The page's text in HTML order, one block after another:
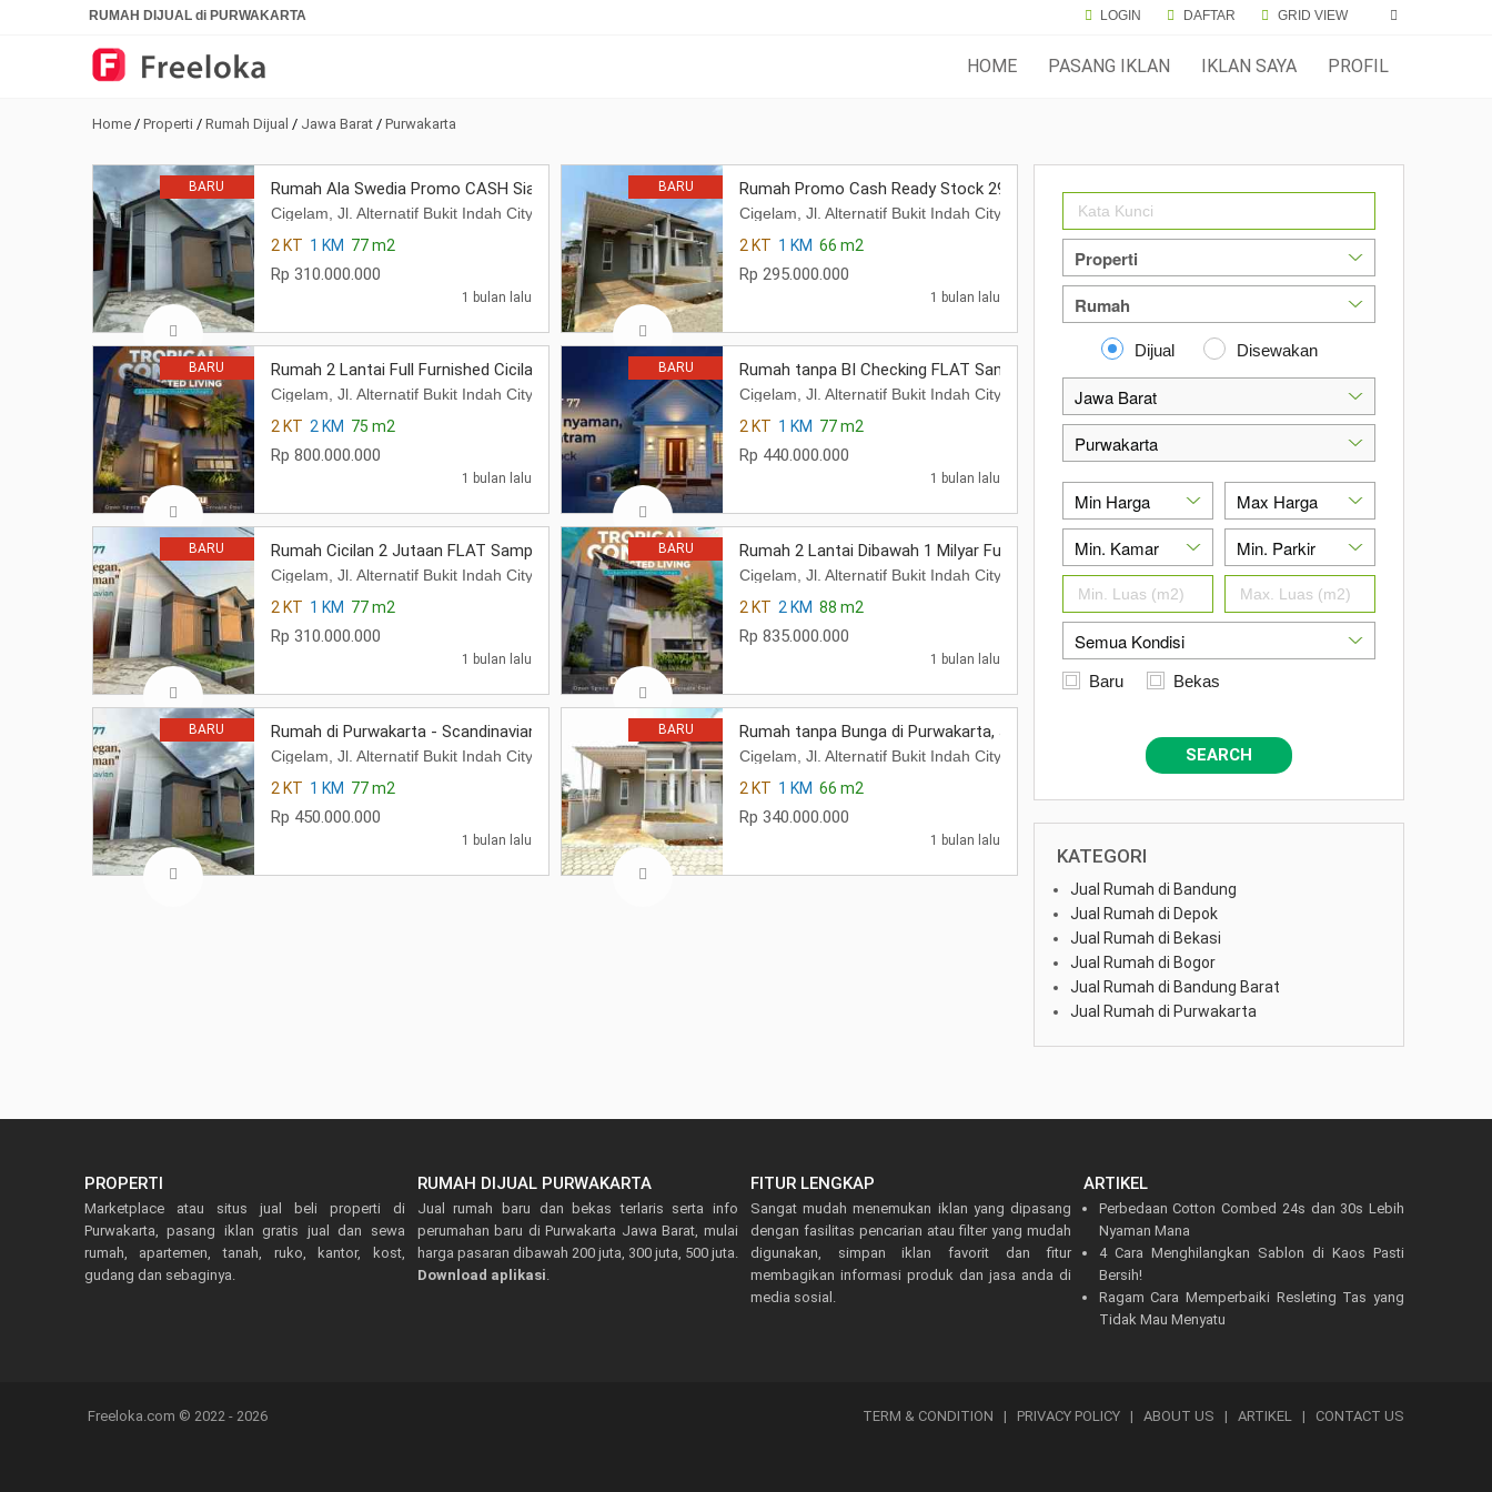
RUMAH DIJUAL di PURWAKARTA LOGIN DAFTAR GRID VIEW
HOME PASANG IKLAN IKLAN SAYA PROFIL
Home / Properti / Rumah Dijual / Jawa Barat / Purwakarta
BARU Rumah Ala Swedia Promo CASH Siap Huni di Purwakarta
Cigelam, Jl. Alternatif Bukit Indah City Bic , Desa Cigelam, Kecamatan Babakancikao, Kabupaten Purwakarta, Jawa Barat 41151
2 KT 1 KM 77 m2
Rp 310.000.000
1 bulan lalu
BARU Rumah Promo Cash Ready Stock 295 juta
Cigelam, Jl. Alternatif Bukit Indah City Bic , Desa Cigelam, Kecamatan Babakancikao, Kabupaten
2 KT 1 KM 66 m2
Rp 295.000.000
1 bulan lalu
BARU Rumah 2 Lantai Full Furnished Cicilan FLAT Sampe Lunas
Cigelam, Jl. Alternatif Bukit Indah City Bic , Desa Cigelam, Kecamatan Babakancikao, Kabupaten Purwakarta, Jawa Barat 41151
2 KT 2 KM 75 m2
Rp 800.000.000
1 bulan lalu
BARU Rumah tanpa BI Checking FLAT Sampe Lunas di Purwakarta
Cigelam, Jl. Alternatif Bukit Indah City Bic , Desa Cigelam, Kecamatan Babakancikao, Kabupaten
2 KT 1 KM 77 m2
Rp 440.000.000
1 bulan lalu
BARU Rumah Cicilan 2 Jutaan FLAT Sampe Lunas di Purwakarta, Jabar
Cigelam, Jl. Alternatif Bukit Indah City Bic , Desa Cigelam, Kecamatan Babakancikao, Kabupaten Purwakarta, Jawa Barat 41151
2 KT 1 KM 77 m2
Rp 310.000.000
1 bulan lalu
BARU Rumah 2 Lantai Dibawah 1 Milyar Full Furnished di Purwakarta
Cigelam, Jl. Alternatif Bukit Indah City Bic , Desa Cigelam, Kecamatan Babakancikao, Kabupaten
2 KT 2 KM 88 m2
Rp 835.000.000
1 bulan lalu
BARU Rumah di Purwakarta - Scandinavian, dekat Tol, dan Kawasan Indust
Cigelam, Jl. Alternatif Bukit Indah City Bic , Desa Cigelam, Kecamatan Babakancikao, Kabupaten Purwakarta, Jawa Barat 41151
2 KT 1 KM 77 m2
Rp 450.000.000
1 bulan lalu
BARU Rumah tanpa Bunga di Purwakarta, Jawa Barat
Cigelam, Jl. Alternatif Bukit Indah City Bic , Desa Cigelam, Kecamatan Babakancikao, Kabupaten
2 KT 1 KM 66 m2
Rp 340.000.000
1 bulan lalu
Dijual Disewakan
Baru Bekas
SEARCH
KATEGORI
Jual Rumah di Bandung
Jual Rumah di Depok
Jual Rumah di Bekasi
Jual Rumah di Bogor
Jual Rumah di Bandung Barat
Jual Rumah di Purwakarta
PROPERTI
Marketplace atau situs jual beli properti di
Purwakarta, pasang iklan gratis jual dan sewa
rumah, apartemen, tanah, ruko, kantor, kost,
gudang dan sebaginya.
RUMAH DIJUAL PURWAKARTA
Jual rumah baru dan bekas terlaris serta info
perumahan baru di Purwakarta Jawa Barat, mulai
harga pasaran dibawah 200 juta, 300 juta, 500 juta.
Download aplikasi
FITUR LENGKAP
Sangat mudah menemukan iklan yang dipasang
dengan fasilitas pencarian atau filter yang mudah
digunakan, simpan iklan favorit dan fitur
membagikan informasi produk dan jasa anda di
media sosial.
ARTIKEL
Perbedaan Cotton Combed 24s dan 30s Lebih
Nyaman Mana
4 Cara Menghilangkan Sablon di Kaos Pasti
Bersih!
Ragam Cara Memperbaiki Resleting Tas yang
Tidak Mau Menyatu
Freeloka.com © 2022 - 2026 TERM & CONDITION | PRIVACY POLICY | ABOUT US | ARTIKEL | CONTACT US